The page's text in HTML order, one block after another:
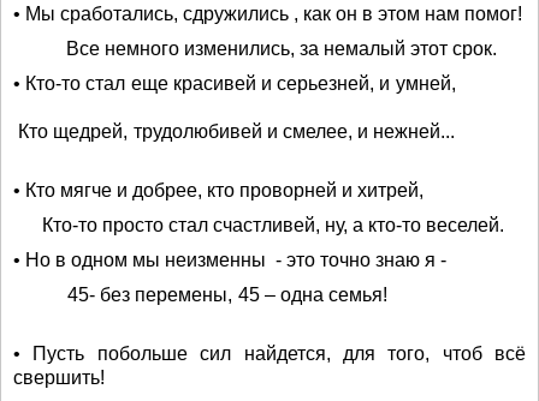
• Мы сработались, сдружились , как он в этом нам помог!
Все немного изменились, за немалый этот срок.
• Кто-то стал еще красивей и серьезней, и умней,
Кто щедрей, трудолюбивей и смелее, и нежней...
• Кто мягче и добрее, кто проворней и хитрей,
Кто-то просто стал счастливей, ну, а кто-то веселей.
• Но в одном мы неизменны - это точно знаю я -
45- без перемены, 45 – одна семья!
• Пусть побольше сил найдется, для того, чтоб всё
свершить!